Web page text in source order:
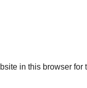
in this browser for